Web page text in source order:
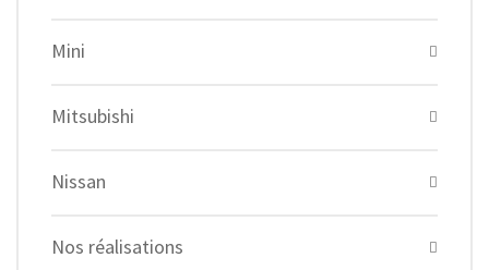
Mini
Mitsubishi
Nissan
Nos réalisations